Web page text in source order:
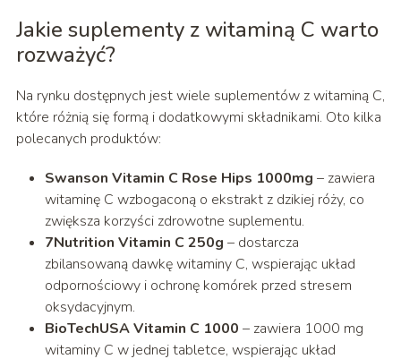
Jakie suplementy z witaminą C warto
rozważyć?
Na rynku dostępnych jest wiele suplementów z witaminą C,
które różnią się formą i dodatkowymi składnikami. Oto kilka
polecanych produktów:
Swanson Vitamin C Rose Hips 1000mg – zawiera
witaminę C wzbogaconą o ekstrakt z dzikiej róży, co
zwiększa korzyści zdrowotne suplementu.
7Nutrition Vitamin C 250g – dostarcza
zbilansowaną dawkę witaminy C, wspierając układ
odpornościowy i ochronę komórek przed stresem
oksydacyjnym.
BioTechUSA Vitamin C 1000 – zawiera 1000 mg
witaminy C w jednej tabletce, wspierając układ